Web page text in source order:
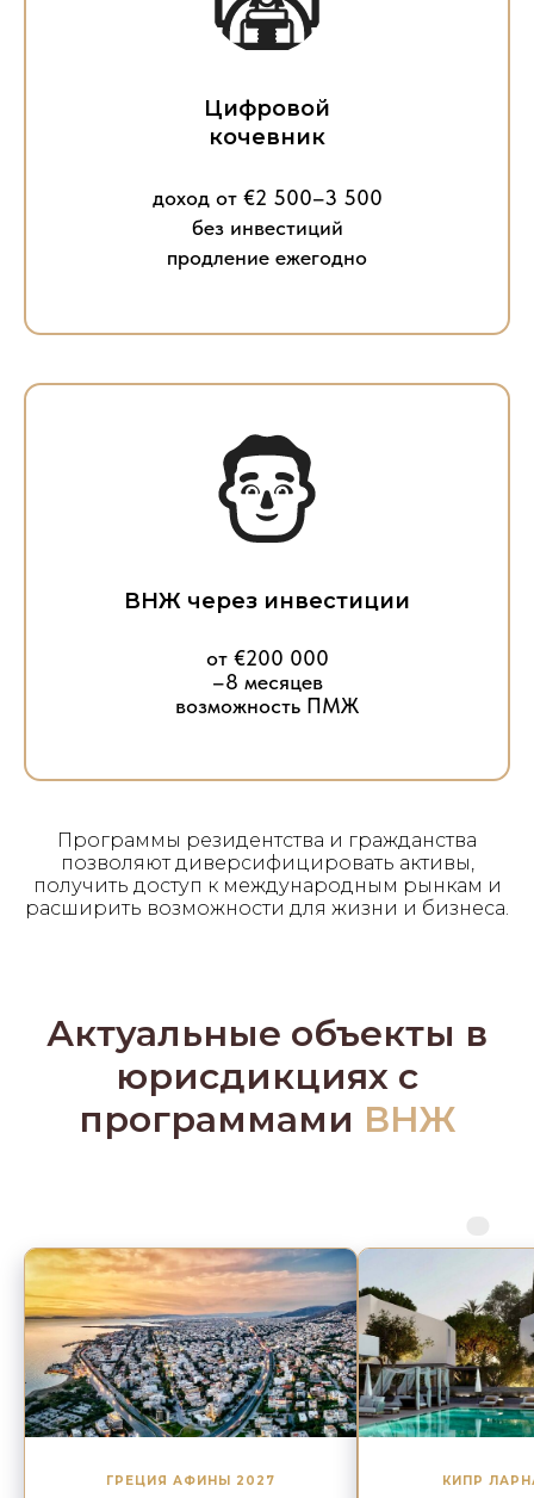
Цифровой
кочевник
доход от €2 500–3 500
без инвестиций
продление ежегодно
ВНЖ через инвестиции
от €200 000
–8 месяцев
возможность ПМЖ
Программы резидентства и гражданства
позволяют диверсифицировать активы,
получить доступ к международным рынкам и
расширить возможности для жизни и бизнеса.
Актуальные объекты в
юрисдикциях с
программами ВНЖ
ГРЕЦИЯ АФИНЫ 2027 КИПР